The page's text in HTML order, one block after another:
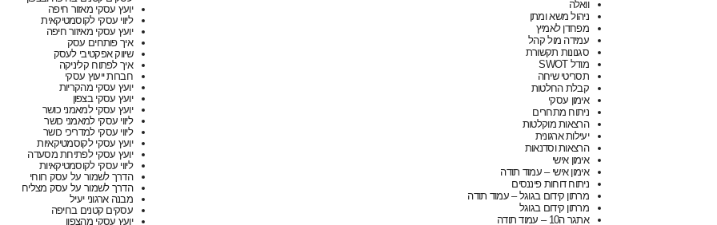
וואלה
ניהול משא ומתן
מפחדן לאמיץ
עמידה מול קהל
סגנונות תקשורת
מודל SWOT
תסריטי שיחה
קבלת החלטות
אימון עסקי
ניתוח מתחרים
הרצאות מוקלטות
יעילות ארגונית
הרצאות וסדנאות
אימון אישי
אימון אישי – עמוד תודה
ניתוח דוחות פיננסים
מרתון קידום בגוגל – עמוד תודה
מרתון קידום בגוגל
אתגר ה10 – עמוד תודה
יועץ עסקי מאזור חיפה
ליווי עסקי לקוסמטיקאית
יועץ עסקי מאיזור חיפה
איך פותחים עסק
שיווק אפקטיבי לעסק
איך לפתוח קליניקה
חברות ייעוץ עסקי
יועץ עסקי מהקריות
יועץ עסקי בצפון
יועץ עסקי למאמני כושר
ליווי עסקי למאמני כושר
ליווי עסקי למדריכי כושר
יועץ עסקי לקוסמטיקאיות
יועץ עסקי לפתיחת מסעדה
ליווי עסקי לקוסמטיקאיות
הדרך לשמור על עסק רווחי
הדרך לשמור על עסק מצליח
מבנה ארגוני יעיל
עסקים קטנים בחיפה
יועץ עסקי מהצפון